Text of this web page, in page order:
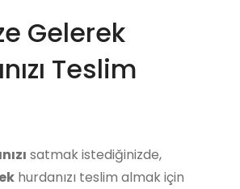
Gelerek
Teslim
satmak istediğinizde,
hurdanızı teslim almak için